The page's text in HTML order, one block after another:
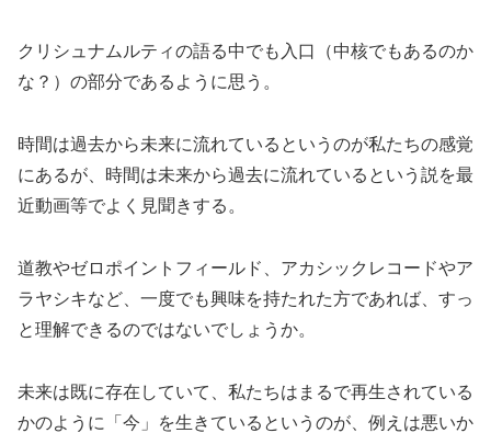
クリシュナムルティの語る中でも入口（中核でもあるのか
な？）の部分であるように思う。
時間は過去から未来に流れているというのが私たちの感覚
にあるが、時間は未来から過去に流れているという説を最
近動画等でよく見聞きする。
道教やゼロポイントフィールド、アカシックレコードやア
ラヤシキなど、一度でも興味を持たれた方であれば、すっ
と理解できるのではないでしょうか。
未来は既に存在していて、私たちはまるで再生されている
かのように「今」を生きているというのが、例えは悪いか